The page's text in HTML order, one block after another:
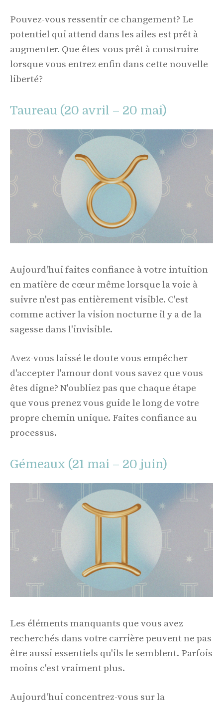
Pouvez-vous ressentir ce changement? Le
potentiel qui attend dans les ailes est prêt à
augmenter. Que êtes-vous prêt à construire
lorsque vous entrez enfin dans cette nouvelle
liberté?
Taureau (20 avril – 20 mai)
Aujourd'hui faites confiance à votre intuition
en matière de cœur même lorsque la voie à
suivre n'est pas entièrement visible. C'est
comme activer la vision nocturne il y a de la
sagesse dans l'invisible.
Avez-vous laissé le doute vous empêcher
d'accepter l'amour dont vous savez que vous
êtes digne? N'oubliez pas que chaque étape
que vous prenez vous guide le long de votre
propre chemin unique. Faites confiance au
processus.
Gémeaux (21 mai – 20 juin)
Les éléments manquants que vous avez
recherchés dans votre carrière peuvent ne pas
être aussi essentiels qu'ils le semblent. Parfois
moins c'est vraiment plus.
Aujourd'hui concentrez-vous sur la